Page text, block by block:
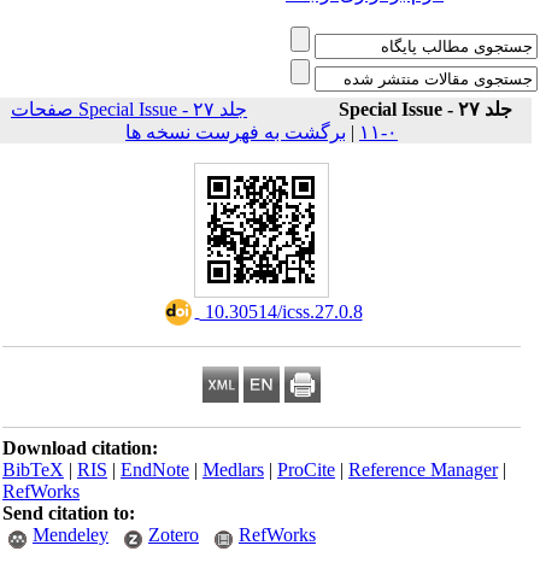
جلد ۲۷ - Special Issue
جلد ۲۷ - Special Issue صفحات
| برگشت به فهرست نسخه ها
‎ 10.30514/icss.27.0.8
Download citation:
BibTeX|RIS|EndNote|Medlars|ProCite|Reference Manager
RefWorks
Send citation to:
Mendeley
Zotero RefWorks